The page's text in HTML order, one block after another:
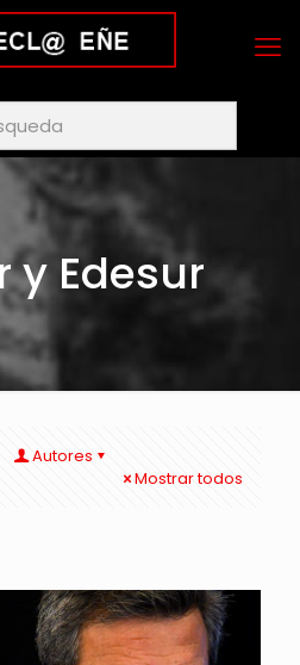
y Edesur
Autores
Mostrar todos